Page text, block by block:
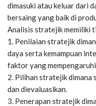
dimasuki atau keluar dari
bersaing yang baik di
Analisis stratejik memiliki
1. Penilaian stratejik
daya serta kemampuan
faktor yang
2. Pilihan stratejik dimana
dan dievaluasikan.
3. Penerapan stratejik